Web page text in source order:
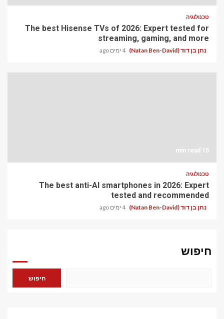
טכנולוגיה
The best Hisense TVs of 2026: Expert tested for
streaming, gaming, and more
נתן בן דוד (Natan Ben-David) 4 ימים ago
15 min read
טכנולוגיה
The best anti-AI smartphones in 2026: Expert
tested and recommended
נתן בן דוד (Natan Ben-David) 4 ימים ago
חיפוש
חיפוש